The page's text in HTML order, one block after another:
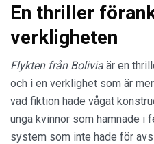
En thriller
verkligheten
Flykten från Bolivia är en
och i en verklighet som är
vad fiktion hade vågat
unga kvinnor som hamnade i
system som inte hade för